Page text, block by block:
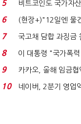
5
비트코인도 국가자
처분' 기준은 ...
6
(현장+)"12일엔 물
빈 매대 채우며 문
7
국고채 담합 과징
금 폭탄' 우려...
8
이 대통령 "국가폭
적극적 조사로 진...
9
카카오, 올해 임금
6.3% 인상·격려...
10
네이버, 2분기 영